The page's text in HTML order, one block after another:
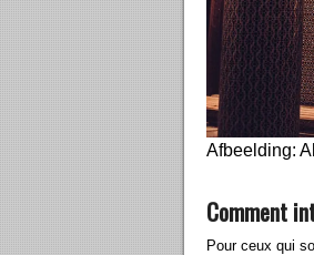
Afbeelding:
Comment
Pour ceux qui